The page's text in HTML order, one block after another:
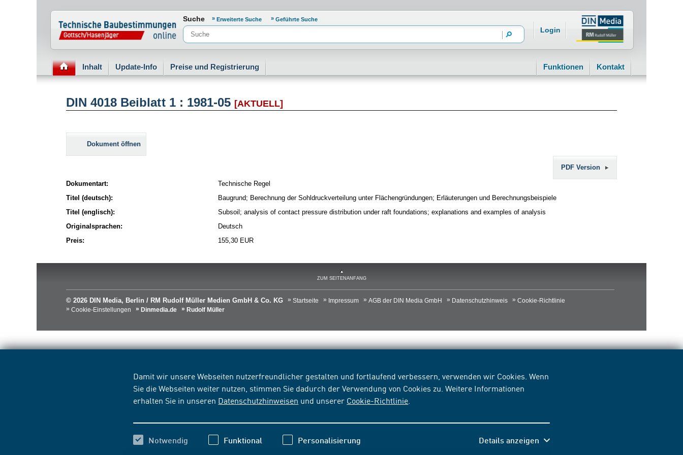
Damit wir unsere Webseiten nutzerfreundlicher gestalten und fortlaufend verbessern, verwenden wir Cookies. Wenn
Sie die Webseiten weiter nutzen, stimmen Sie dadurch der Verwendung von Cookies zu. Weitere Informationen
erhalten Sie in unseren Datenschutzhinweisen und unserer Cookie-Richtlinie
Notwendig Funktional Personalisierung Details anzeigen
Normenportal Barrierefreiheit
Suche Erweiterte Suche Geführte Suche
Login
Inhalt Update-Info Preise und Registrierung Funktionen Kontakt
DIN 4018 Beiblatt 1 : 1981-05 [AKTUELL]
Dokument öffnen
PDF Version
Dokumentart:
Technische Regel
Titel (deutsch):
Baugrund; Berechnung der Sohldruckverteilung unter Flächengründungen; Erläuterungen und Berechnungsbeispiele
Titel (englisch):
Subsoil; analysis of contact pressure distribution under raft foundations; explanations and examples of analysis
Originalsprachen:
Deutsch
Preis:
155,30 EUR
ZUM SEITENANFANG
© 2026 DIN Media, Berlin / RM Rudolf Müller Medien GmbH & Co. KG Startseite Impressum AGB der DIN Media GmbH Datenschutzhinweis
Cookie-Richtlinie
Cookie-Einstellungen
Dinmedia.de Rudolf Müller